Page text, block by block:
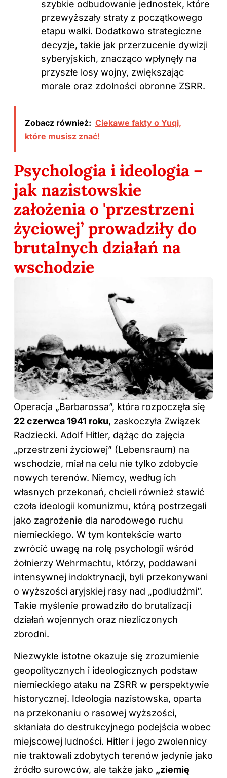
szybkie odbudowanie jednostek, które
przewyższały straty z początkowego
etapu walki. Dodatkowo strategiczne
decyzje, takie jak przerzucenie dywizji
syberyjskich, znacząco wpłynęły na
przyszłe losy wojny, zwiększając
morale oraz zdolności obronne ZSRR.
Zobacz również: Ciekawe fakty o Yuqi,
które musisz znać!
Psychologia i ideologia –
jak nazistowskie
założenia o 'przestrzeni
życiowej’ prowadziły do
brutalnych działań na
wschodzie
Operacja „Barbarossa”, która rozpoczęła się
22 czerwca 1941 roku, zaskoczyła Związek
Radziecki. Adolf Hitler, dążąc do zajęcia
„przestrzeni życiowej” (Lebensraum) na
wschodzie, miał na celu nie tylko zdobycie
nowych terenów. Niemcy, według ich
własnych przekonań, chcieli również stawić
czoła ideologii komunizmu, którą postrzegali
jako zagrożenie dla narodowego ruchu
niemieckiego. W tym kontekście warto
zwrócić uwagę na rolę psychologii wśród
żołnierzy Wehrmachtu, którzy, poddawani
intensywnej indoktrynacji, byli przekonywani
o wyższości aryjskiej rasy nad „podludźmi”.
Takie myślenie prowadziło do brutalizacji
działań wojennych oraz niezliczonych
zbrodni.
Niezwykle istotne okazuje się zrozumienie
geopolitycznych i ideologicznych podstaw
niemieckiego ataku na ZSRR w perspektywie
historycznej. Ideologia nazistowska, oparta
na przekonaniu o rasowej wyższości,
skłaniała do destrukcyjnego podejścia wobec
miejscowej ludności. Hitler i jego zwolennicy
nie traktowali zdobytych terenów jedynie jako
źródło surowców, ale także jako „ziemię